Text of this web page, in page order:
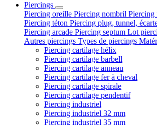
Piercings
Piercing oreille Piercing nombril Piercing
Piercing téton Piercing plug, tunnel,
Piercing arcade Piercing septum Lot
Autres piercings Types de piercings
Piercing cartilage hélix
Piercing cartilage barbell
Piercing cartilage anneau
Piercing cartilage fer à cheval
Piercing cartilage spirale
Piercing cartilage pendentif
Piercing industriel
Piercing industriel 32 mm
Piercing industriel 35 mm